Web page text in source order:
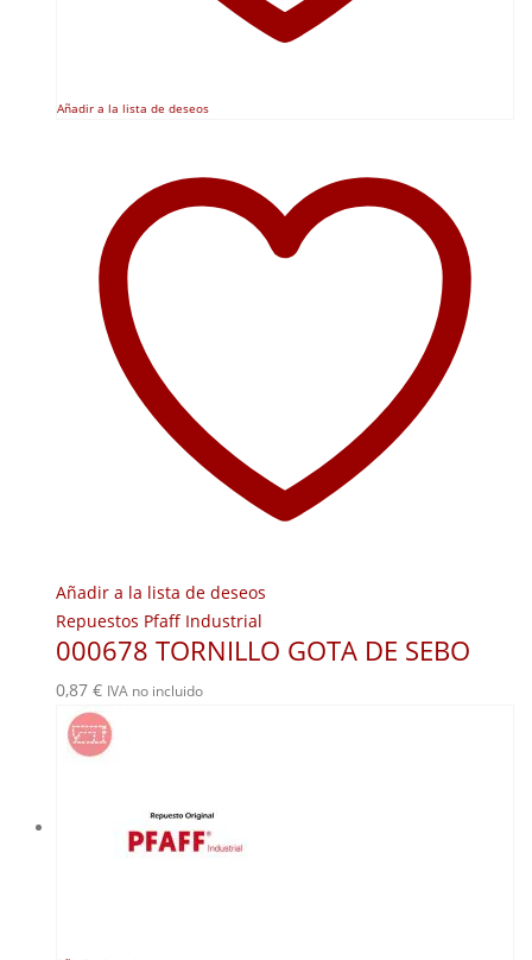
Añadir a la lista de deseos
Añadir a la lista de deseos
Repuestos Pfaff Industrial
000678 TORNILLO GOTA DE SEBO
0,87 € IVA no incluido